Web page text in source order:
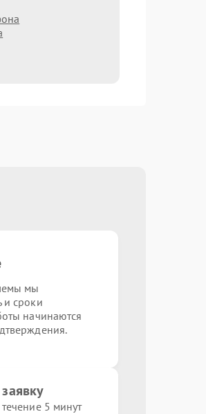
мы
и сроки
начинаются
5 минут